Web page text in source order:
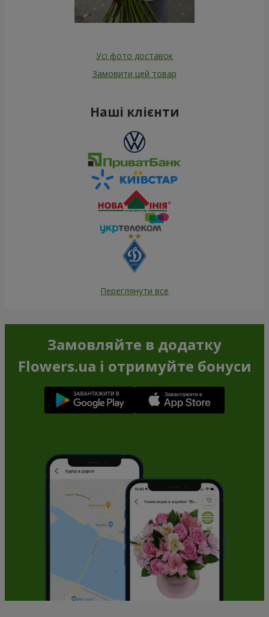
Усі фото доставок
Замовити цей товар
Наші клієнти
Переглянути все
Замовляйте в додатку
Flowers.ua і отримуйте бонуси